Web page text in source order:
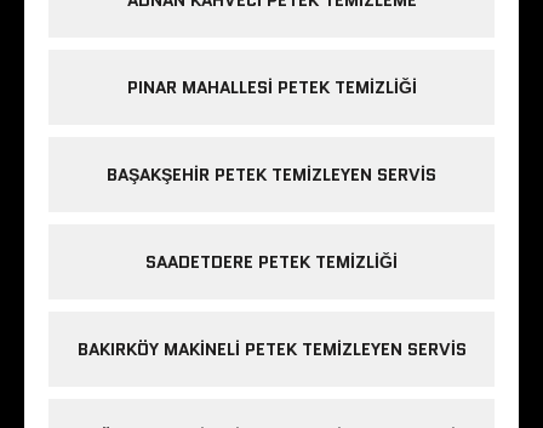
PINAR MAHALLESI PETEK TEMIZLIĞI
BAŞAKŞEHIR PETEK TEMIZLEYEN SERVIS
SAADETDERE PETEK TEMIZLIĞI
BAKIRKÖY MAKINELI PETEK TEMIZLEYEN SERVIS